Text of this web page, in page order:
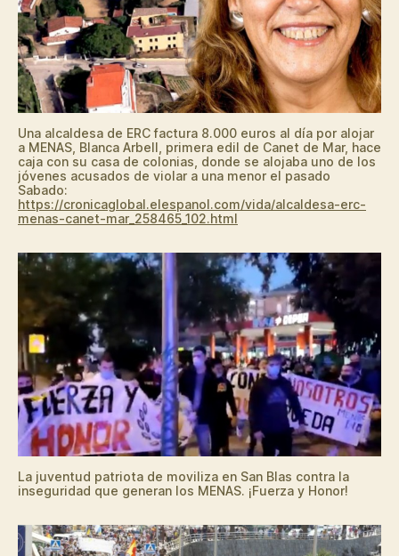
Una alcaldesa de ERC factura 8.000 euros al día por alojar
a MENAS, Blanca Arbell, primera edil de Canet de Mar, hace
caja con su casa de colonias, donde se alojaba uno de los
jóvenes acusados de violar a una menor el pasado
Sabado:
https://cronicaglobal.elespanol.com/vida/alcaldesa-erc-
menas-canet-mar_258465_102.html
La juventud patriota de moviliza en San Blas contra la
inseguridad que generan los MENAS. ¡Fuerza y Honor!